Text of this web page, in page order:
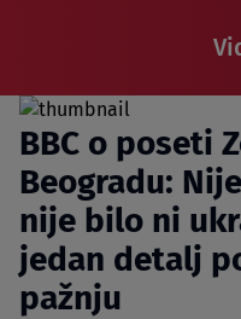
BBC o poseti
Beogradu:
nije bilo ni
jedan detalj
pažnju